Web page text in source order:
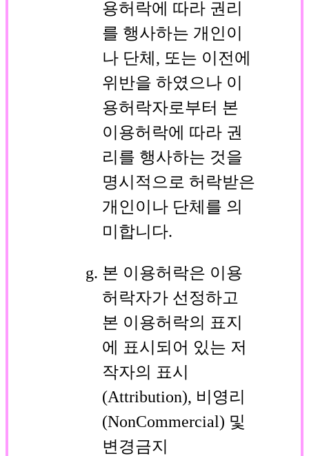
용허락에 따라 권리
를 행사하는 개인이
나 단체, 또는 이전에
위반을 하였으나 이
용허락자로부터 본
이용허락에 따라 권
리를 행사하는 것을
명시적으로 허락받은
개인이나 단체를 의
미합니다.
본 이용허락은 이용
허락자가 선정하고
본 이용허락의 표지
에 표시되어 있는 저
작자의 표시
(Attribution), 비영리
(NonCommercial) 및
변경금지